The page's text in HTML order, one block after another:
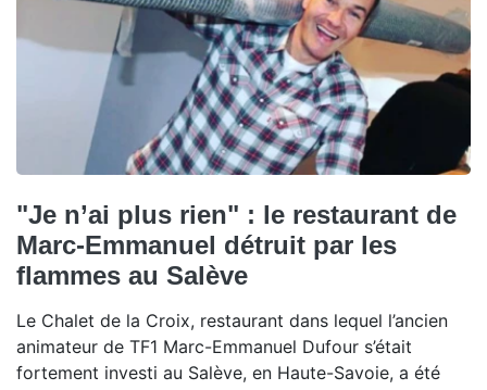
"Je n’ai plus rien" : le restaurant de
Marc-Emmanuel détruit par les
flammes au Salève
Le Chalet de la Croix, restaurant dans lequel l’ancien
animateur de TF1 Marc-Emmanuel Dufour s’était
fortement investi au Salève, en Haute-Savoie, a été